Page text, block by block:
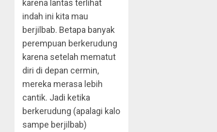
karena lantas terlihat
indah ini kita mau
berjilbab. Betapa banyak
perempuan berkerudung
karena setelah mematut
diri di depan cermin,
mereka merasa lebih
cantik. Jadi ketika
berkerudung (apalagi kalo
sampe berjilbab)